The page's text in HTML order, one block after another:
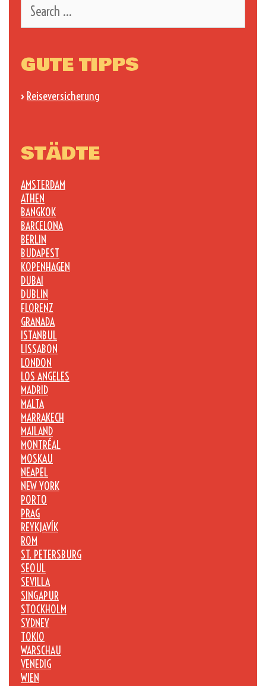
for:
GUTE TIPPS
› Reiseversicherung
STÄDTE
AMSTERDAM
ATHEN
BANGKOK
BARCELONA
BERLIN
BUDAPEST
KOPENHAGEN
DUBAI
DUBLIN
FLORENZ
GRANADA
ISTANBUL
LISSABON
LONDON
LOS ANGELES
MADRID
MALTA
MARRAKECH
MAILAND
MONTRÉAL
MOSKAU
NEAPEL
NEW YORK
PORTO
PRAG
REYKJAVÍK
ROM
ST. PETERSBURG
SEOUL
SEVILLA
SINGAPUR
STOCKHOLM
SYDNEY
TOKIO
WARSCHAU
VENEDIG
WIEN